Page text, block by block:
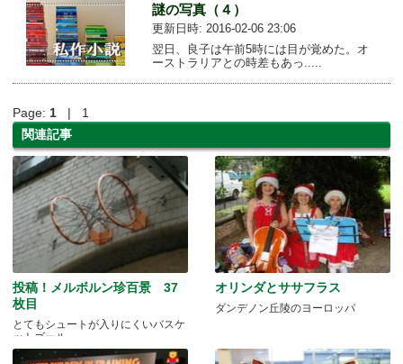
謎の写真（４）
更新日時: 2016-02-06 23:06
翌日、良子は午前5時には目が覚めた。オ
ーストラリアとの時差もあっ.....
Page: 1 | 1
関連記事
投稿！メルボルン珍百景 37
枚目
とてもシュートが入りにくいバスケ
ットゴール
オリンダとササフラス
ダンデノン丘陵のヨーロッパ